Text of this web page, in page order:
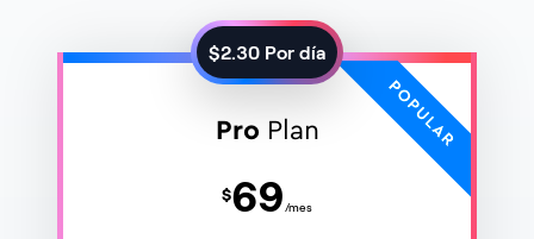
$2.30 Por día
Pro Plan
$69/mes